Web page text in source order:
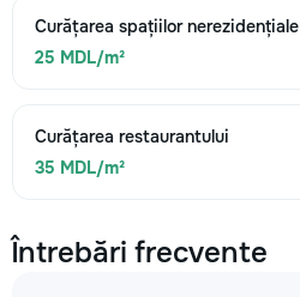
Curățarea spațiilor nerezidențiale
25 MDL/m²
Curățarea restaurantului
35 MDL/m²
Întrebări frecvente